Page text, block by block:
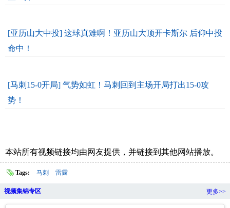
[亚历山大中投] 这球真难啊！亚历山大顶开卡斯尔 后仰中投
命中！
[马刺15-0开局] 气势如虹！马刺回到主场开局打出15-0攻
势！
本站所有视频链接均由网友提供，并链接到其他网站播放。
Tags: 马刺 雷霆
视频集锦专区 更多>>